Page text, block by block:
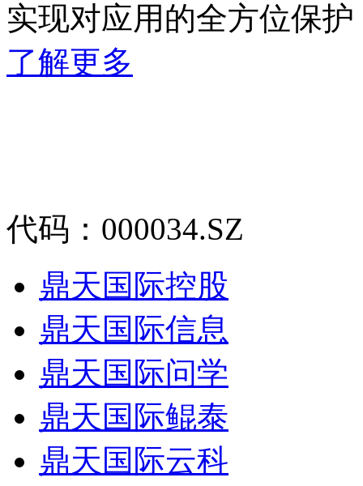
实现对应用的全方位保护
了解更多
代码：000034.SZ
鼎天国际控股
鼎天国际信息
鼎天国际问学
鼎天国际鲲泰
鼎天国际云科